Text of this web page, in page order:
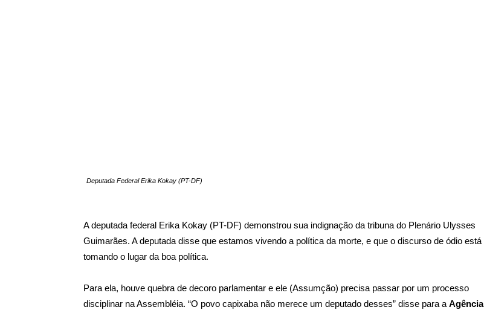
Deputada Federal Erika Kokay (PT-DF)
A deputada federal Erika Kokay (PT-DF) demonstrou sua indignação da tribuna do Plenário Ulysses
Guimarães. A deputada disse que estamos vivendo a política da morte, e que o discurso de ódio está
tomando o lugar da boa política.
Para ela, houve quebra de decoro parlamentar e ele (Assumção) precisa passar por um processo
disciplinar na Assembléia. “O povo capixaba não merece um deputado desses” disse para a Agência